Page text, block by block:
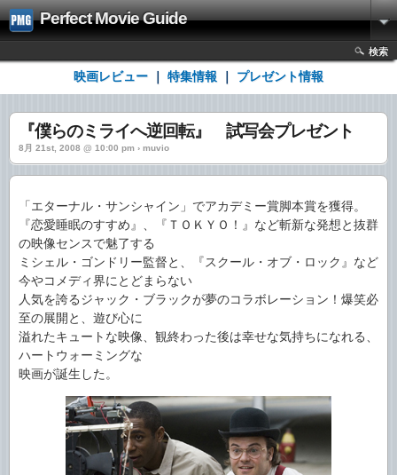
Perfect Movie Guide
検索
映画レビュー 特集情報 プレゼント情報
『僕らのミライへ逆回転』 試写会プレゼント
8月 21st, 2008 @ 10:00 pm › muvio
「エターナル・サンシャイン」でアカデミー賞脚本賞を獲得。
『恋愛睡眠のすすめ』、『ＴＯＫＹＯ！』など斬新な発想と抜群
の映像センスで魅了する
ミシェル・ゴンドリー監督と、『スクール・オブ・ロック』など
今やコメディ界にとどまらない
人気を誇るジャック・ブラックが夢のコラボレーション！爆笑必
至の展開と、遊び心に
溢れたキュートな映像、観終わった後は幸せな気持ちになれる、
ハートウォーミングな
映画が誕生した。